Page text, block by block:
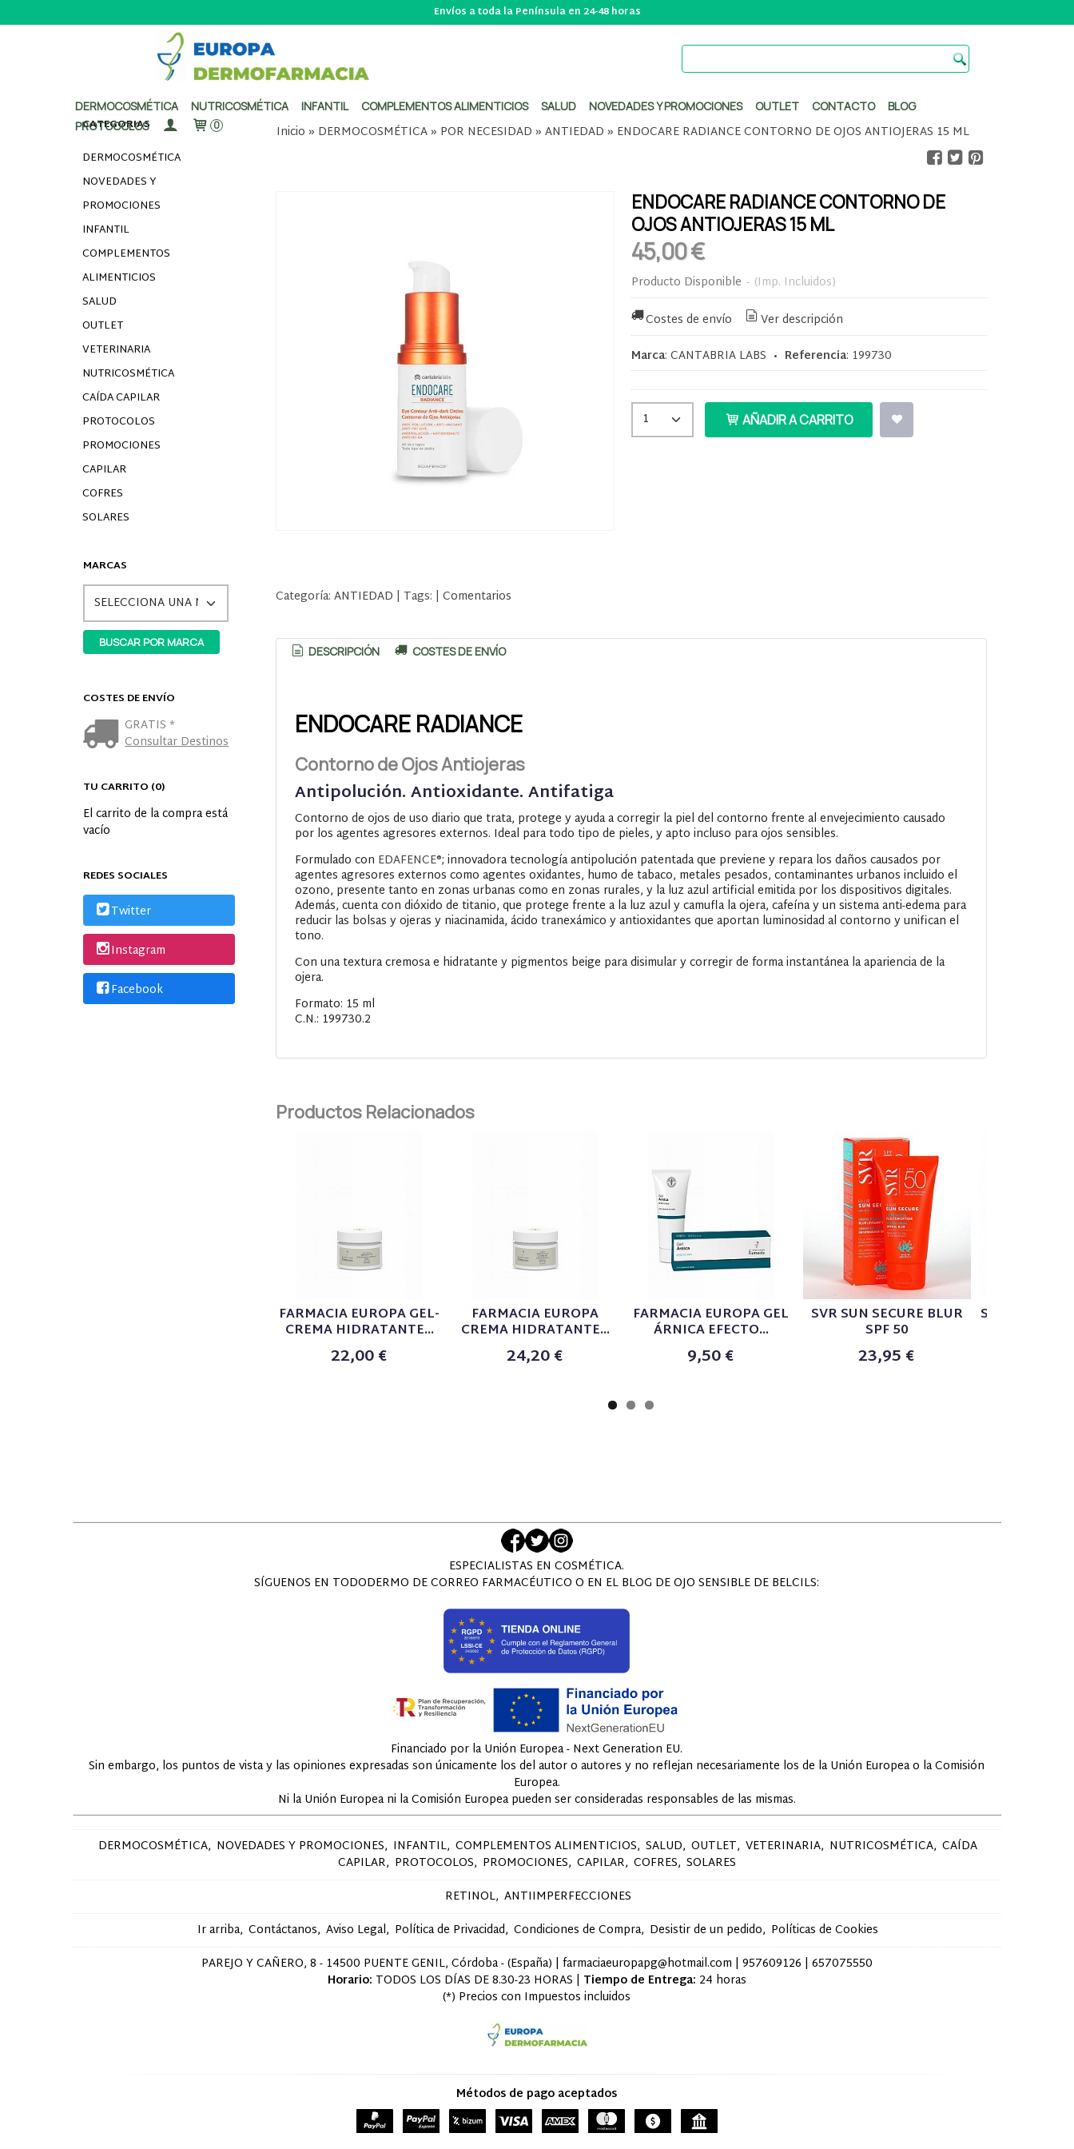
Envíos a toda la Península en 24-48 horas
DERMOCOSMÉTICA NUTRICOSMÉTICA INFANTIL COMPLEMENTOS ALIMENTICIOS SALUD NOVEDADES Y PROMOCIONES OUTLET CONTACTO
BLOG
PROTOCOLOS
0
CATEGORÍAS
DERMOCOSMÉTICA
NOVEDADES Y
PROMOCIONES
INFANTIL
COMPLEMENTOS
ALIMENTICIOS
SALUD
OUTLET
VETERINARIA
NUTRICOSMÉTICA
CAÍDA CAPILAR
PROTOCOLOS
PROMOCIONES
CAPILAR
COFRES
SOLARES
MARCAS
COSTES DE ENVÍO
GRATIS *
Consultar Destinos
TU CARRITO (0)
El carrito de la compra está
vacío
REDES SOCIALES
Twitter
Instagram
Facebook
Inicio » DERMOCOSMÉTICA» POR NECESIDAD » ANTIEDAD » ENDOCARE RADIANCE CONTORNO DE OJOS ANTIOJERAS 15 ML
ENDOCARE RADIANCE CONTORNO DE
OJOS ANTIOJERAS 15 ML
45,00 €
Producto Disponible - (Imp. Incluidos)
Costes de envío
Ver descripción
Marca: CANTABRIA LABS • Referencia: 199730
AÑADIR A CARRITO
Categoría: ANTIEDAD | Tags: | Comentarios
DESCRIPCIÓN COSTES DE ENVÍO
ENDOCARE RADIANCE
Contorno de Ojos Antiojeras
Antipolución. Antioxidante. Antifatiga
Contorno de ojos de uso diario que trata, protege y ayuda a corregir la piel del contorno frente al envejecimiento causado
por los agentes agresores externos. Ideal para todo tipo de pieles, y apto incluso para ojos sensibles.
Formulado con EDAFENCE®; innovadora tecnología antipolución patentada que previene y repara los daños causados por
agentes agresores externos como agentes oxidantes, humo de tabaco, metales pesados, contaminantes urbanos incluido el
ozono, presente tanto en zonas urbanas como en zonas rurales, y la luz azul artificial emitida por los dispositivos digitales.
Además, cuenta con dióxido de titanio, que protege frente a la luz azul y camufla la ojera, cafeína y un sistema anti-edema para
reducir las bolsas y ojeras y niacinamida, ácido tranexámico y antioxidantes que aportan luminosidad al contorno y unifican el
tono.
Con una textura cremosa e hidratante y pigmentos beige para disimular y corregir de forma instantánea la apariencia de la
ojera.
Formato: 15 ml
C.N.: 199730.2
Productos Relacionados
FARMACIA EUROPA GEL-
CREMA HIDRATANTE...
22,00 €
FARMACIA EUROPA
CREMA HIDRATANTE...
24,20 €
FARMACIA EUROPA GEL
ÁRNICA EFECTO...
9,50 €
SVR SUN SECURE BLUR
SPF 50
23,95 €
SVR
ESPECIALISTAS EN COSMÉTICA.
SÍGUENOS EN TODODERMO DE CORREO FARMACÉUTICO O EN EL BLOG DE OJO SENSIBLE DE BELCILS:
Financiado por la Unión Europea - Next Generation EU.
Sin embargo, los puntos de vista y las opiniones expresadas son únicamente los del autor o autores y no reflejan necesariamente los de la Unión Europea o la Comisión
Europea.
Ni la Unión Europea ni la Comisión Europea pueden ser consideradas responsables de las mismas.
DERMOCOSMÉTICA NOVEDADES Y PROMOCIONES INFANTIL COMPLEMENTOS ALIMENTICIOS SALUD OUTLET VETERINARIA NUTRICOSMÉTICA CAÍDA
CAPILAR PROTOCOLOS PROMOCIONES CAPILAR COFRES SOLARES
RETINOL ANTIIMPERFECCIONES
Ir arriba Contáctanos Aviso Legal Política de Privacidad Condiciones de Compra Desistir de un pedido Políticas de Cookies
PAREJO Y CAÑERO, 8 - 14500 PUENTE GENIL, Córdoba - (España) | farmaciaeuropapg@hotmail.com | 957609126 | 657075550
Horario: TODOS LOS DÍAS DE 8.30-23 HORAS | Tiempo de Entrega: 24 horas
(*) Precios con Impuestos incluidos
Métodos de pago aceptados